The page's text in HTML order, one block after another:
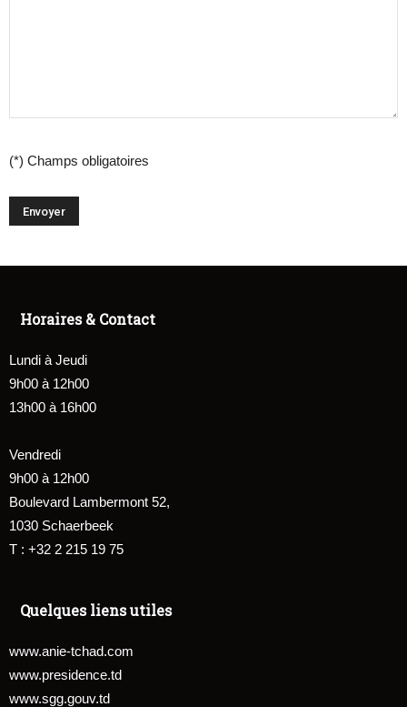
(*) Champs obligatoires
Horaires & Contact
Lundi à Jeudi
9h00 à 12h00
13h00 à 16h00
Vendredi
9h00 à 12h00
Boulevard Lambermont 52,
1030 Schaerbeek
T : +32 2 215 19 75
Quelques liens utiles
www.anie-tchad.com
www.presidence.td
www.sgg.gouv.td